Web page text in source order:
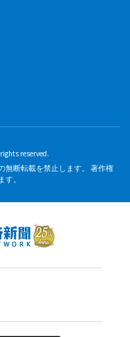
reserved.
無断転載を禁止します。 著作権
。